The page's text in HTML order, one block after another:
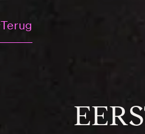
Terug